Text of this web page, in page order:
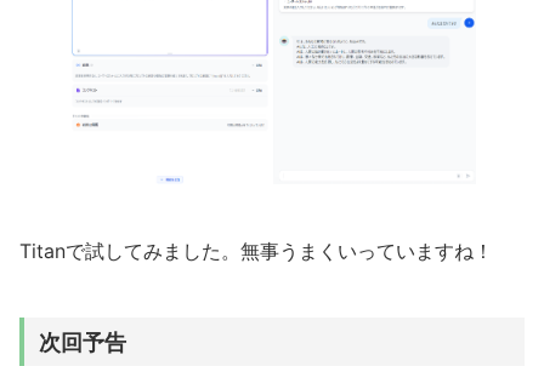
Titanで試してみました。無事うまくいっていますね！
次回予告